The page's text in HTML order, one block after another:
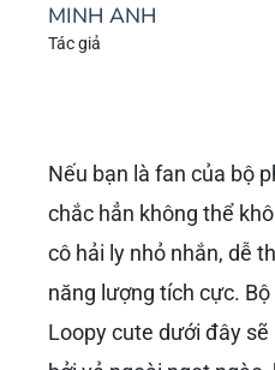
MINH ANH
Tác giả
Nếu bạn là fan của bộ
chắc hẳn không thể
cô hải ly nhỏ nhắn, dễ
năng lượng tích cực.
Loopy cute dưới đây sẽ